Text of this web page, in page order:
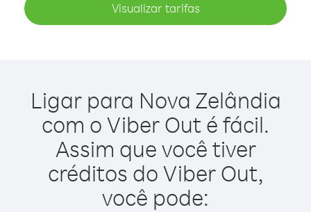
Visualizar tarifas
Ligar para Nova Zelândia
com o Viber Out é fácil.
Assim que você tiver
créditos do Viber Out,
você pode: